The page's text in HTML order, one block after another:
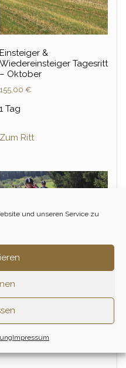
und unseren Service zu
Impressum
Einsteiger &
Wiedereinsteiger Tagesritt
– Oktober
155,00 €
1 Tag
Zum Ritt
– April
Ritt